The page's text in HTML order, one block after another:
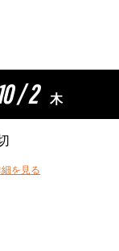
/ 2 木
を見る